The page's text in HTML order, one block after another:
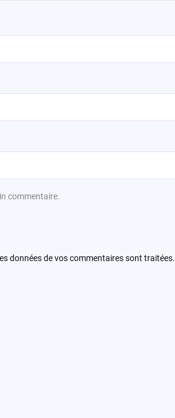
commentaire.
données de vos commentaires sont traitées.